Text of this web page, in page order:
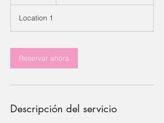
Location 1
Reservar ahora
Descripción del servicio